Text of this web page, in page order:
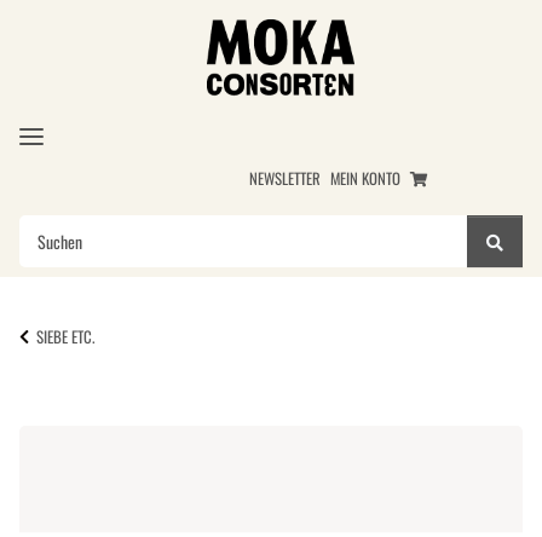
NEWSLETTER MEIN KONTO
SIEBE ETC.